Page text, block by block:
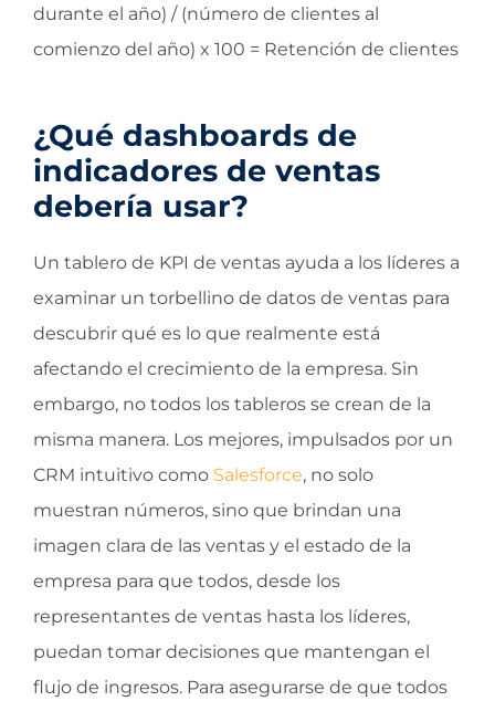
durante el año) / (número de clientes al
comienzo del año) x 100 = Retención de clientes
¿Qué dashboards de
indicadores de ventas
debería usar?
Un tablero de KPI de ventas ayuda a los líderes a
examinar un torbellino de datos de ventas para
descubrir qué es lo que realmente está
afectando el crecimiento de la empresa. Sin
embargo, no todos los tableros se crean de la
misma manera. Los mejores, impulsados por un
CRM intuitivo como Salesforce, no solo
muestran números, sino que brindan una
imagen clara de las ventas y el estado de la
empresa para que todos, desde los
representantes de ventas hasta los líderes,
puedan tomar decisiones que mantengan el
flujo de ingresos. Para asegurarse de que todos